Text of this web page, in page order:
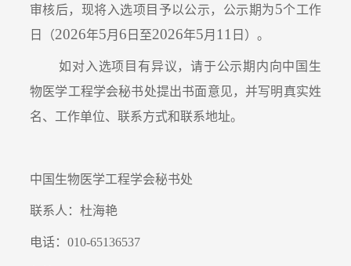
审核后，现将入选项目予以公示，公示期为5个工作
日（2026年5月 6 日至2026年5月 11 日）。
如对入选项目有异议，请于公示期内向中国生
物医学工程学会秘书处提出书面意见，并写明真实姓
名、工作单位、联系方式和联系地址。
中国生物医学工程学会秘书处
联系人：杜海艳
电话： 010-65136537